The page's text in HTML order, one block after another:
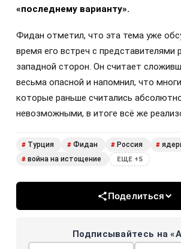
«последнему варианту».
Фидан отметил, что эта тема уже
время его встреч с представителями
западной сторон. Он считает
весьма опасной и напомнил, что
которые раньше считались
невозможными, в итоге всё же
# Турция # Фидан # Россия #
# война на истощение ЕЩЕ +5
Поделиться
Подписывайтесь на